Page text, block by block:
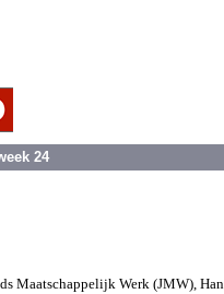
24
Maatschappelijk Werk (JMW),